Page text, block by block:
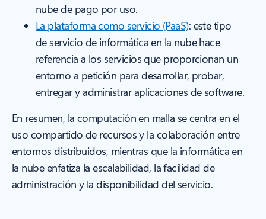
nube de pago por uso.
La plataforma como servicio (PaaS): este tipo
de servicio de informática en la nube hace
referencia a los servicios que proporcionan un
entorno a petición para desarrollar, probar,
entregar y administrar aplicaciones de software.
En resumen, la computación en malla se centra en el
uso compartido de recursos y la colaboración entre
entornos distribuidos, mientras que la informática en
la nube enfatiza la escalabilidad, la facilidad de
administración y la disponibilidad del servicio.